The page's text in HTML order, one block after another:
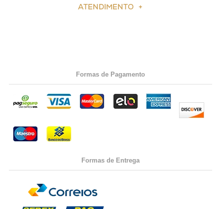
ATENDIMENTO
Formas de Pagamento
Formas de Entrega